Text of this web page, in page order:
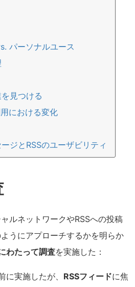
パーソナルユース
見つける
における変化
ジとRSSのユーザビリティ
ルネットワークやRSSへの投稿
うにアプローチするかを明らか
わたって調査を実施した：
に実施したが、 RSSフィードに焦